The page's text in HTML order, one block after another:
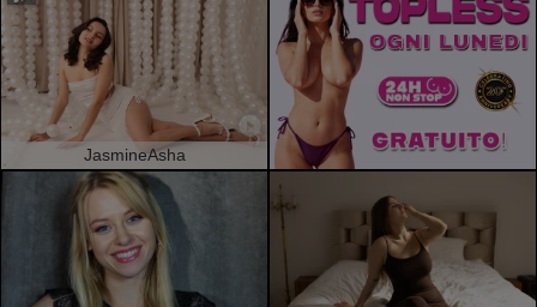
JasmineAsha